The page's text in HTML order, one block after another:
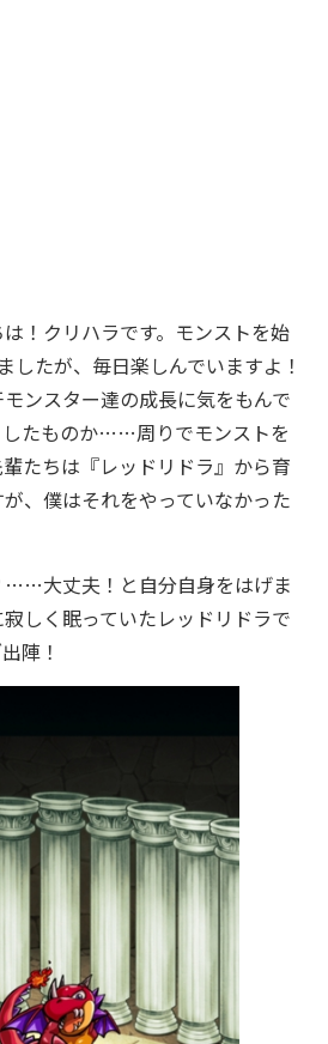
！クリハラです。モンストを始
したが、毎日楽しんでいますよ！
ンスター達の成長に気をもんで
したものか……周りでモンストを
たちは『レッドリドラ』から育
、僕はそれをやっていなかった
大丈夫！と自分自身をはげま
しく眠っていたレッドリドラで
陣！